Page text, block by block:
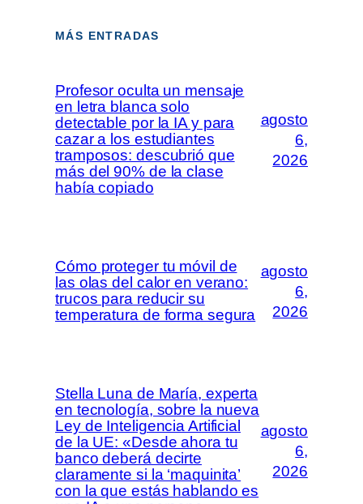
MÁS ENTRADAS
Profesor oculta un mensaje
en letra blanca solo
detectable por la IA y para
cazar a los estudiantes
tramposos: descubrió que
más del 90% de la clase
había copiado
agosto
6,
2026
Cómo proteger tu móvil de
las olas del calor en verano:
trucos para reducir su
temperatura de forma segura
agosto
6,
2026
Stella Luna de María, experta
en tecnología, sobre la nueva
Ley de Inteligencia Artificial
de la UE: «Desde ahora tu
banco deberá decirte
claramente si la ‘maquinita’
con la que estás hablando es
agosto
6,
2026